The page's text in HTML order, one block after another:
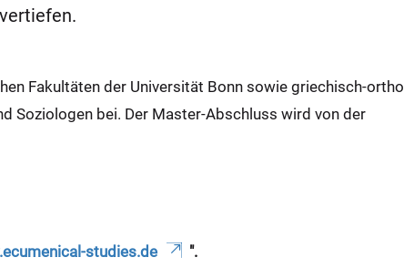
Fakultäten der Universität Bonn sowie griechisch-
Soziologen bei. Der Master-Abschluss wird von der
studies.de ".